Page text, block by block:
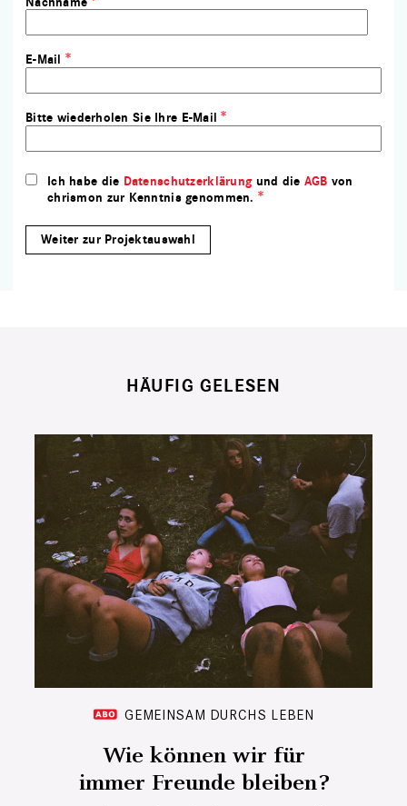
E-Mail
Bitte wiederholen Sie Ihre E-Mail
Ich habe die Datenschutzerklärungund die AGB von
chrismon zur Kenntnis genommen.
HÄUFIG GELESEN
GEMEINSAM DURCHS LEBEN
Wie können wir für
immer Freunde bleiben?